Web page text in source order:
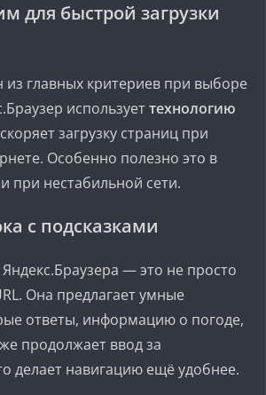
для быстрой загрузки
главных критериев при выборе
используеттехнологию
загрузку страниц при
Особенно полезно это в
при нестабильной сети.
с подсказками
— это не просто
Она предлагает умные
ответы, информацию о погоде,
продолжает ввод за
делает навигацию ещё удобнее.